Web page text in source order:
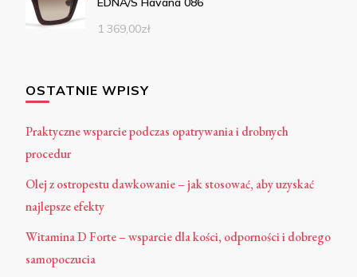
1 369,00zł
OSTATNIE WPISY
Praktyczne wsparcie podczas opatrywania i drobnych
procedur
Olej z ostropestu dawkowanie – jak stosować, aby uzyskać
najlepsze efekty
Witamina D Forte – wsparcie dla kości, odporności i dobrego
samopoczucia